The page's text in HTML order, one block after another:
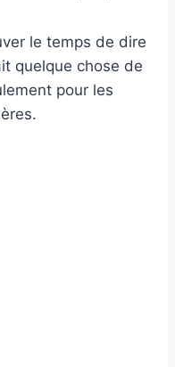
le temps de dire
quelque chose de
pour les